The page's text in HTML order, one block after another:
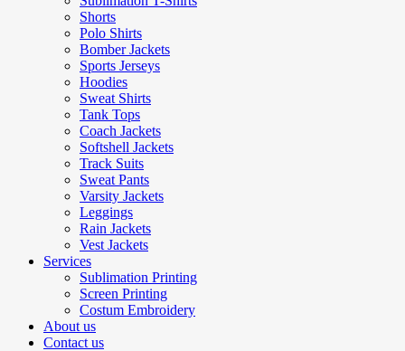
Shorts
Polo Shirts
Bomber Jackets
Sports Jerseys
Hoodies
Sweat Shirts
Tank Tops
Coach Jackets
Softshell Jackets
Track Suits
Sweat Pants
Varsity Jackets
Leggings
Rain Jackets
Vest Jackets
Services
Sublimation Printing
Screen Printing
Costum Embroidery
About us
Contact us